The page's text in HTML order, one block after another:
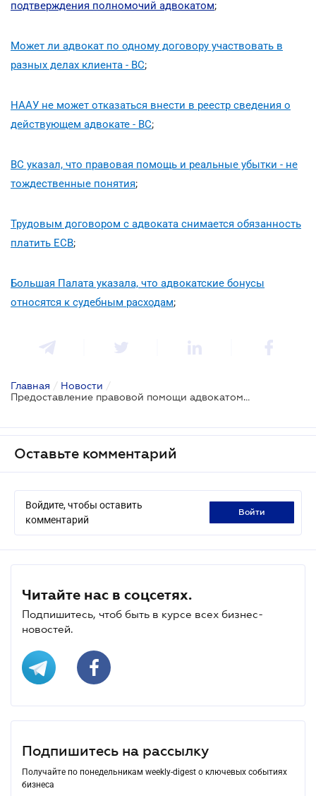
подтверждения полномочий адвокатом;
Может ли адвокат по одному договору участвовать в
разных делах клиента - ВС;
НААУ не может отказаться внести в реестр сведения о
действующем адвокате - ВС;
ВС указал, что правовая помощь и реальные убытки - не
тождественные понятия;
Трудовым договором с адвоката снимается обязанность
платить ЕСВ;
Большая Палата указала, что адвокатские бонусы
относятся к судебным расходам;
Главная / Новости /
Предоставление правовой помощи адвокатом только на основании доверенности не допускается
Оставьте комментарий
Войдите, чтобы оставить
комментарий
войти
Читайте нас в соцсетях.
Подпишитесь, чтоб быть в курсе всех бизнес-
новостей.
Подпишитесь на рассылку
Получайте по понедельникам weekly-digest о ключевых событиях
бизнеса